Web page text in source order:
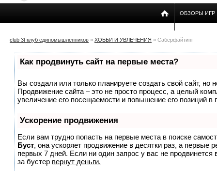
ОБЗОРЫ ИГР
club 3t клуб единомышленников » ХОББИ И УВЛЕЧЕНИЯ » Саберфайтинг
Как продвинуть сайт на первые места?
Вы создали или только планируете создать свой сайт, но
Продвижение сайта – это не просто процесс, а целый
увеличение его посещаемости и повышение его позиций в
Ускорение продвижения
Если вам трудно попасть на первые места в поиске
Буст, она ускоряет продвижение в десятки раз, а первые
первых 7 дней. Если ни один запрос у вас не продвинется
за бустер вернут деньги.